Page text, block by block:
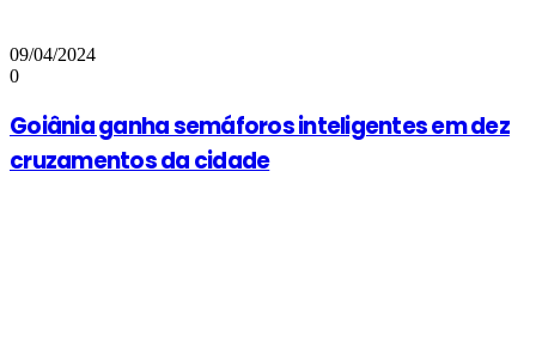
09/04/2024
0
Goiânia ganha semáforos inteligentes em dez
cruzamentos da cidade